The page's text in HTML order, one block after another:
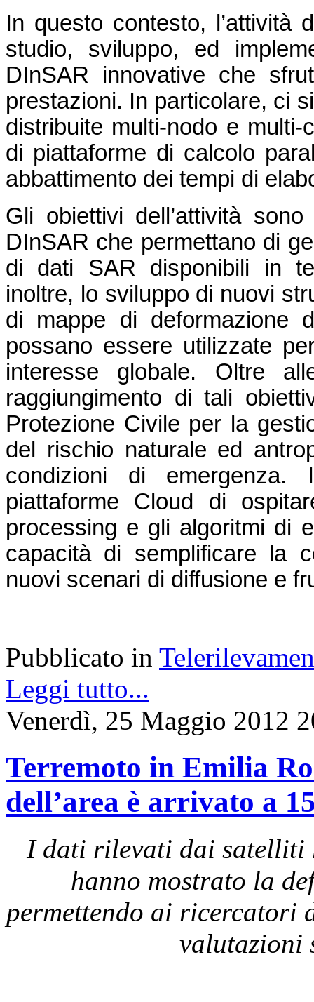
In questo contesto, l’attività
studio, sviluppo, ed
DInSAR innovative che
prestazioni. In particolare, ci
distribuite multi-nodo e
di piattaforme di calcolo
abbattimento dei tempi di
Gli obiettivi dell’attività
DInSAR che permettano di
di dati SAR disponibili in
inoltre, lo sviluppo di nuovi
di mappe di deformazione
possano essere utilizzate
interesse globale. Oltre
raggiungimento di tali
Protezione Civile per la
del rischio naturale ed
condizioni di emergenza.
piattaforme Cloud di
processing e gli algoritmi di
capacità di semplificare la
nuovi scenari di diffusione e
Pubblicato in
Leggi tutto...
Venerdì, 25 Maggio 2012
Terremoto in Emilia
dell’area è arrivato a
I dati rilevati dai satelliti
hanno mostrato la
permettendo ai ricercatori
valutazioni